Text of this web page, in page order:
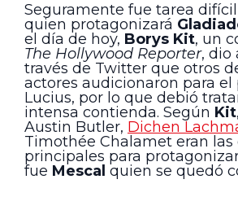
Seguramente fue tarea
quien protagonizará
el día de hoy, Borys Kit, un
The Hollywood Reporter, dio
través de Twitter que otros
actores audicionaron para el
Lucius, por lo que debió
intensa contienda. Según Kit
Austin Butler, Dichen
Timothée Chalamet eran las
principales para
fue Mescal quien se quedó